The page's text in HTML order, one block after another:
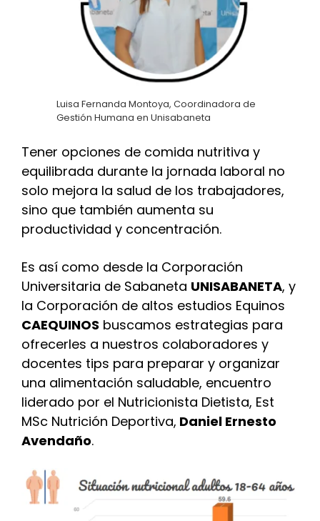
Luisa Fernanda Montoya, Coordinadora de
Gestión Humana en Unisabaneta
Tener opciones de comida nutritiva y
equilibrada durante la jornada laboral no
solo mejora la salud de los trabajadores,
sino que también aumenta su
productividad y concentración.
Es así como desde la Corporación
Universitaria de Sabaneta UNISABANETA, y
la Corporación de altos estudios Equinos
CAEQUINOS buscamos estrategias para
ofrecerles a nuestros colaboradores y
docentes tips para preparar y organizar
una alimentación saludable, encuentro
liderado por el Nutricionista Dietista, Est
MSc Nutrición Deportiva, Daniel Ernesto
Avendaño.